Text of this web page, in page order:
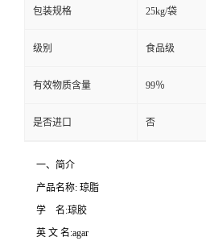
包装规格 25kg/袋
级别 食品级
有效物质含量 99％
是否进口 否
一、简介
产品名称: 琼脂
学 名:琼胶
英 文 名:agar